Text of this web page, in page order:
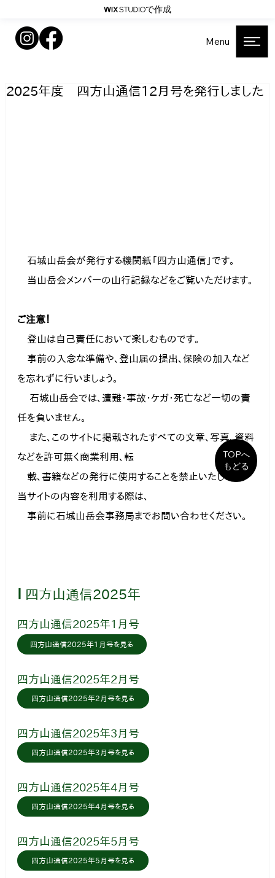
で作成
Menu
2025年度 四方山通信12月号を発行しました
石城山岳会が発行する機関紙「四方山通信」です。
当山岳会メンバーの山行記録などをご覧いただけます。
ご注意！
登山は自己責任において楽しむものです。
事前の入念な準備や、登山届の提出、保険の加入など
を忘れずに行いましょう。
石城山岳会では、遭難・事故・ケガ・死亡など一切の責
任を負いません。
などを許可無く商業利用、転
載、書籍などの発行に使用することを禁止いたします。
当サイトの内容を利用する際は、
事前に石城山岳会事務局までお問い合わせください。
四方山通信2025年
四方山通信2025年1月号
四方山通信2025年1月号を見る
四方山通信2025年2月号
四方山通信2025年2月号を見る
四方山通信2025年3月号
四方山通信2025年3月号を見る
四方山通信2025年4月号
四方山通信2025年4月号を見る
四方山通信2025年5月号
四方山通信2025年5月号を見る
TOPへ
もどる